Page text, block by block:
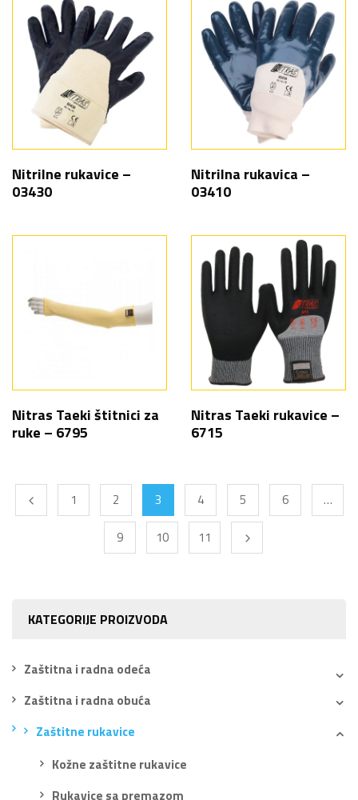
KATEGORIJE PROIZVODA
Zaštitna i radna odeća
Zaštitna i radna obuća
Zaštitne rukavice
Kožne zaštitne rukavice
Rukavice sa premazom
Nitrilne rukavice –
03430
Nitrilna rukavica –
03410
Nitras Taeki štitnici za
ruke – 6795
Nitras Taeki rukavice –
6715
1 2 3 4 5 6 …
9 10 11